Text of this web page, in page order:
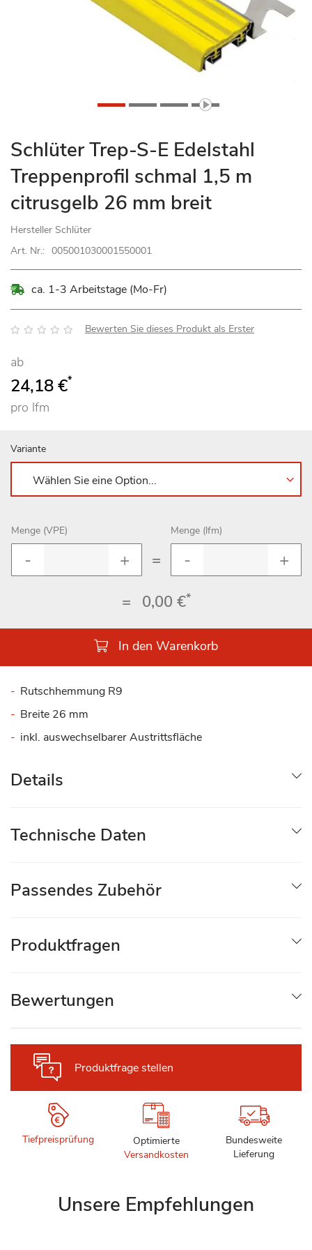
Zum
Anfang
der
Bildgalerie
springen
Schlüter Trep-S-E Edelstahl
Treppenprofil schmal 1,5 m
citrusgelb 26 mm breit
Hersteller Schlüter
Art. Nr.: 005001030001550001
ca. 1-3 Arbeitstage (Mo-Fr)
Bewertung: Bewerten Sie dieses Produkt als Erster
ab
24,18 €*
pro lfm
Variante
Menge (VPE)
=
Menge (lfm)
= 0,00 €*
In den Warenkorb
Rutschhemmung R9
Breite 26 mm
inkl. auswechselbarer Austrittsfläche
Produktfrage stellen
Tiefpreisprüfung
Optimierte
Versandkosten
Bundesweite
Lieferung
Details
Technische Daten
Passendes Zubehör
Produktfragen
Bewertungen
Unsere Empfehlungen